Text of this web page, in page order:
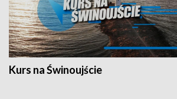
Kurs na Świnoujście